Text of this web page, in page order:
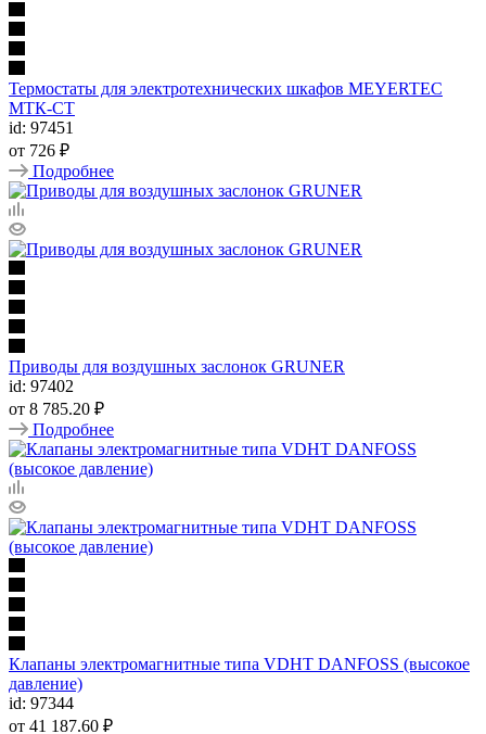
Термостаты для электротехнических шкафов MEYERTEC
МТК-СТ
id: 97451
от 726 ₽
Подробнее
Приводы для воздушных заслонок GRUNER
id: 97402
от 8 785.20 ₽
Подробнее
Клапаны электромагнитные типа VDHT DANFOSS (высокое
давление)
id: 97344
от 41 187.60 ₽